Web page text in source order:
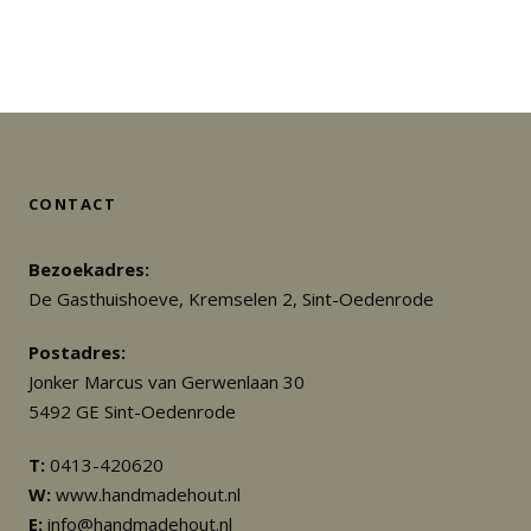
CONTACT
Bezoekadres:
De Gasthuishoeve, Kremselen 2, Sint-Oedenrode
Postadres:
Jonker Marcus van Gerwenlaan 30
5492 GE Sint-Oedenrode
T: 0413-420620
W: www.handmadehout.nl
E: info@handmadehout.nl